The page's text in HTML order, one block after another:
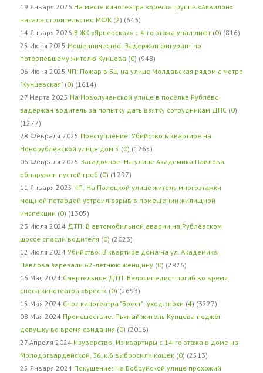
19 Января 2026 На месте кинотеатра «Брест» группа «Аквилон»
начала строительство МФК (2) (643)
14 Января 2026 В ЖК «Ярцевская» с 4-го этажа упал лифт (0) (816)
25 Июня 2025 Мошенничество: Задержан фигурант по
потерпевшему жителю Кунцева (0) (948)
06 Июня 2025 ЧП: Пожар в БЦ на улице Молдавская рядом с метро
"Кунцевская" (0) (1614)
27 Марта 2025 На Новолучанской улице в посёлке Рублёво
задержан водитель за попытку дать взятку сотрудникам ДПС (0)
(1277)
28 Февраля 2025 Преступление: Убийство в квартире на
Новорублёвской улице дом 5 (0) (1265)
06 Февраля 2025 Загадочное: На улице Академика Павлова
обнаружен пустой гроб (0) (1297)
11 Января 2025 ЧП: На Полоцкой улице житель многоэтажки
мощной петардой устроил взрыв в помещении жилищной
инспекции (0) (1305)
23 Июля 2024 ДТП: В автомобильной аварии на Рублёвском
шоссе спасли водителя (0) (2023)
12 Июля 2024 Убийство: В квартире дома на ул. Академика
Павлова зарезали 62-летнюю женщину (0) (2826)
16 Мая 2024 Смертельное ДТП: Велосипедист погиб во время
сноса кинотеатра «Брест» (0) (2693)
15 Мая 2024 Снос кинотеатра "Брест": уход эпохи (4) (3227)
08 Мая 2024 Происшествие: Пьяный житель Кунцева поджёг
девушку во время свидания (0) (2016)
27 Апреля 2024 Изуверство: Из квартиры с 14-го этажа в доме на
Молодогвардейской, 36, к.6 выбросили кошек (0) (2513)
25 Января 2024 Покушение: На Бобруйской улице прохожий